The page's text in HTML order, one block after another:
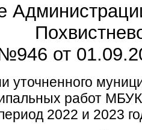
от
уточненного
работ
2022 и 2023